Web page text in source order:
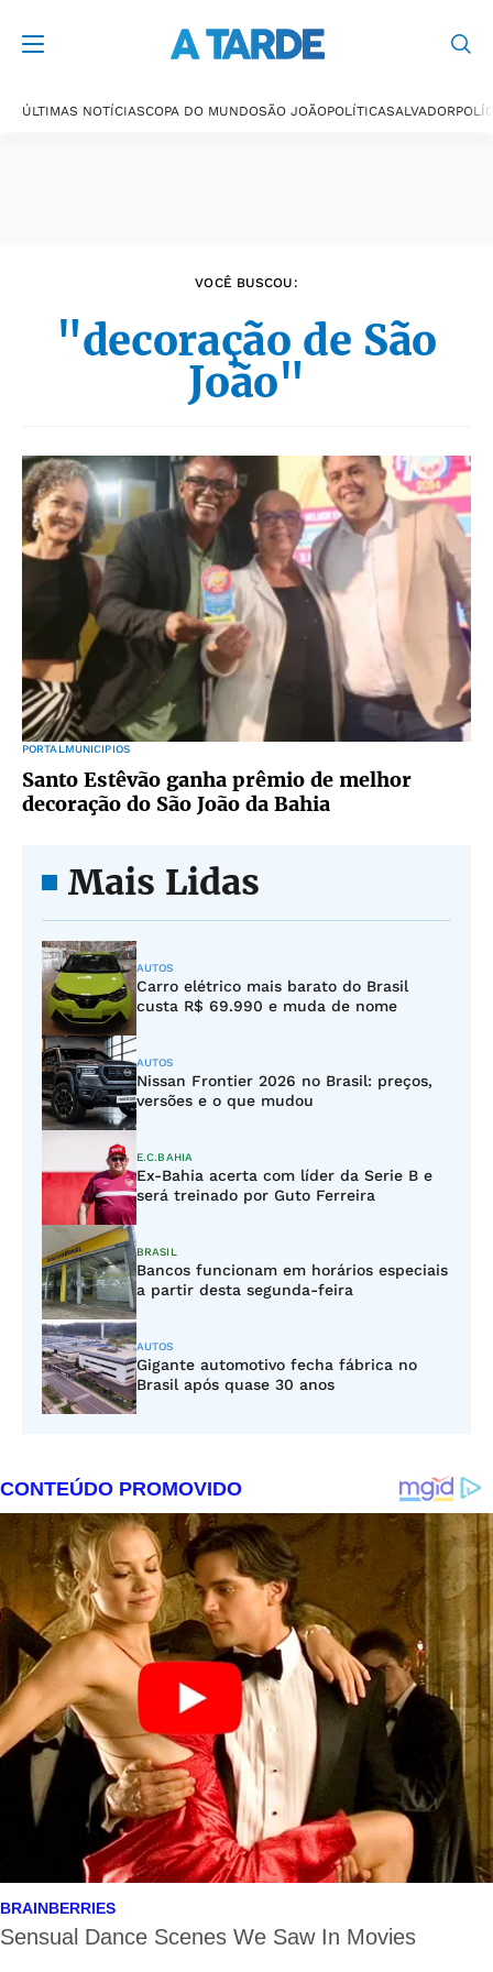
ÚLTIMAS NOTÍCIASCOPA DO MUNDOSÃO JOÃOPOLÍTICASALVADOR
VOCÊ BUSCOU:
"decoração de São
João"
PORTALMUNICIPIOS
Santo Estêvão ganha prêmio de melhor
decoração do São João da Bahia
Mais Lidas
AUTOS
Carro elétrico mais barato do Brasil
custa R$ 69.990 e muda de nome
AUTOS
Nissan Frontier 2026 no Brasil: preços,
versões e o que mudou
E.C.BAHIA
Ex-Bahia acerta com líder da Serie B e
será treinado por Guto Ferreira
BRASIL
Bancos funcionam em horários especiais
a partir desta segunda-feira
AUTOS
Gigante automotivo fecha fábrica no
Brasil após quase 30 anos